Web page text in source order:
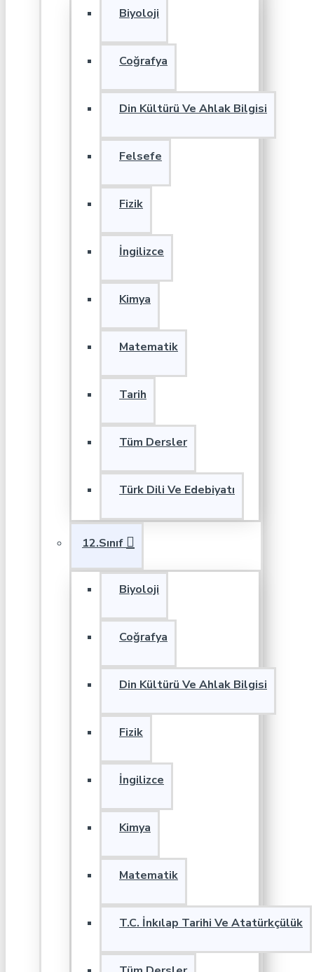
Biyoloji
Coğrafya
Din Kültürü Ve Ahlak Bilgisi
Felsefe
Fizik
İngilizce
Kimya
Matematik
Tarih
Tüm Dersler
Türk Dili Ve Edebiyatı
12.Sınıf
Biyoloji
Coğrafya
Din Kültürü Ve Ahlak Bilgisi
Fizik
İngilizce
Kimya
Matematik
T.C. İnkılap Tarihi Ve Atatürkçülük